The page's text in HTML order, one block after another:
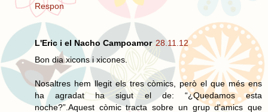
Respon
L'Eric i el Nacho Campoamor 28.11.12
Bon dia xicons i xicones.
Nosaltres hem llegit els tres còmics, però el que més ens
ha agradat ha sigut el de: “¿Quedamos esta
noche?”.Aquest còmic tracta sobre un grup d'amics que